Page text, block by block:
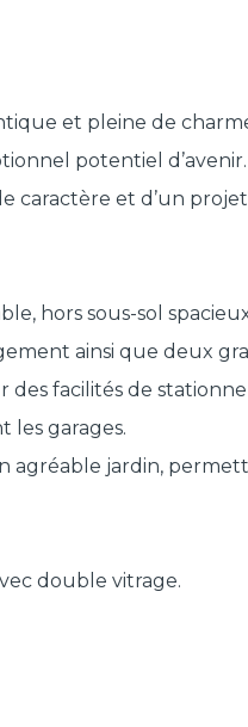
et pleine de
potentiel d’avenir.
caractère et d’un
hors sous-sol
ainsi que deux
des facilités de
les garages.
agréable jardin,
double vitrage.